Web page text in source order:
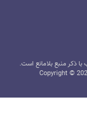
ذکر منبع بلامانع است.
Copyright ©